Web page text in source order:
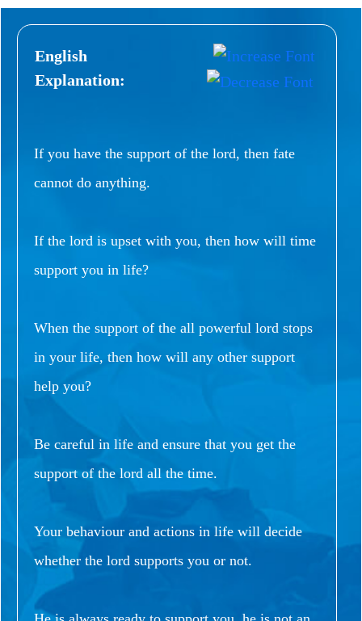
English
Explanation:
If you have the support of the lord, then fate
cannot do anything.
If the lord is upset with you, then how will time
support you in life?
When the support of the all powerful lord stops
in your life, then how will any other support
help you?
Be careful in life and ensure that you get the
support of the lord all the time.
Your behaviour and actions in life will decide
whether the lord supports you or not.